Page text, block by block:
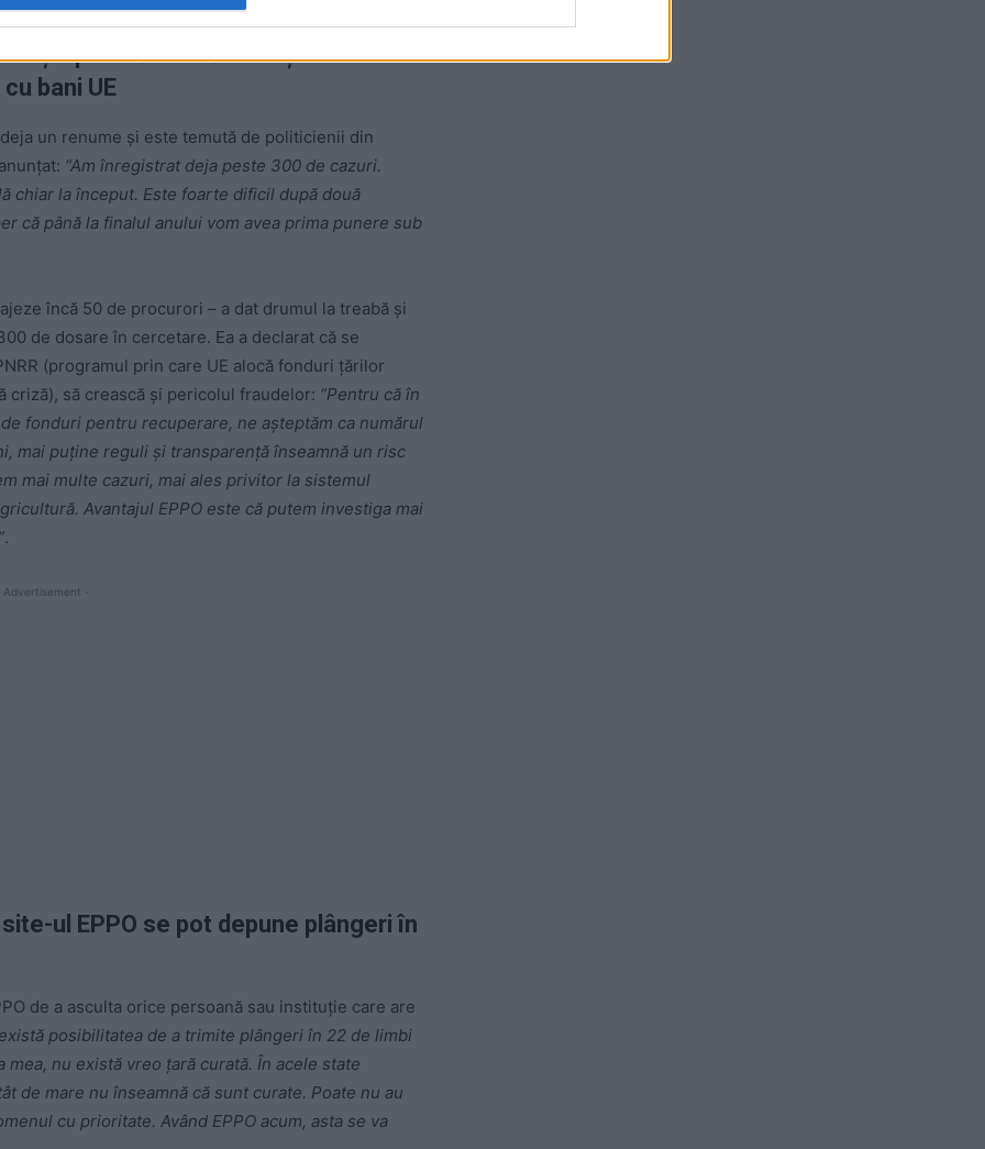
așteptat să aducă o creștere
bani UE
un renume și este temută de politicienii din
“Am înregistrat deja peste 300 de cazuri.
chiar la început. Este foarte dificil după două
că până la finalul anului vom avea prima punere sub
încă 50 de procurori – a dat drumul la treabă și
de dosare în cercetare. Ea a declarat că se
(programul prin care UE alocă fonduri țărilor
să crească și pericolul fraudelor: “Pentru că în
fonduri pentru recuperare, ne aşteptăm ca numărul
mai puţine reguli şi transparenţă înseamnă un risc
mai multe cazuri, mai ales privitor la sistemul
Avantajul EPPO este că putem investiga mai
.
Advertisement -
ul EPPO se pot depune plângeri în
de a asculta orice persoană sau instituție care are
posibilitatea de a trimite plângeri în 22 de limbi
nu există vreo ţară curată. În acele state
de mare nu înseamnă că sunt curate. Poate nu au
cu prioritate. Având EPPO acum, asta se va